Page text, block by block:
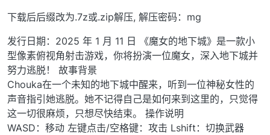
下载后后缀改为.7z或.zip解压, 解压密码：mg
发行日期：2025 年 1 月 11 日 《魔女的地下城》是一款小
型像素俯视角射击游戏，你将扮演一位魔女，深入地下城并
努力逃脱！ 故事背景
Chouka在一个未知的地下城中醒来，听到一位神秘女性的
声音指引她逃脱。她不记得自己是如何来到这里的，只觉得
这一切很麻烦，只想尽快结束。 操作说明
WASD：移动 左键点击/空格键：攻击 Lshift：切换武器